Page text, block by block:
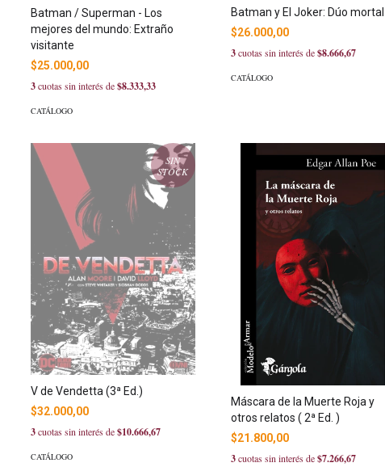
Batman / Superman - Los
mejores del mundo: Extraño
visitante
$25.000,00
3cuotas sin interés de$8.333,33
CATÁLOGO
Batman y El Joker: Dúo mortal
$26.000,00
3cuotas sin interés de$8.666,67
CATÁLOGO
SIN
STOCK
V de Vendetta (3ª Ed.)
$32.000,00
3cuotas sin interés de$10.666,67
CATÁLOGO
Máscara de la Muerte Roja y
otros relatos ( 2ª Ed. )
$21.800,00
3cuotas sin interés de$7.266,67